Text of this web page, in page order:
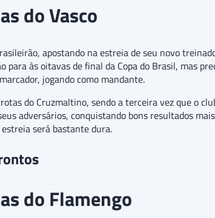
do Vasco
apostando na estreia de seu novo
para às oitavas de final da Copa do Brasil, mas
jogando como mandante.
do Cruzmaltino, sendo a terceira vez que o
adversários, conquistando bons resultados
será bastante dura.
do Flamengo